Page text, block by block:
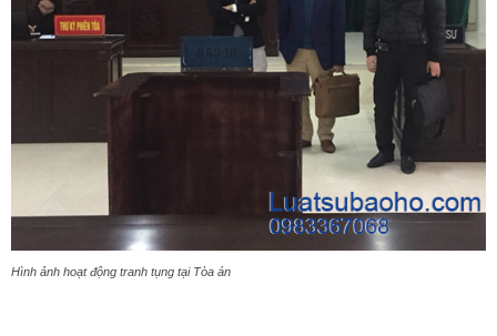
Hình ảnh hoạt động tranh tụng tại Tòa án